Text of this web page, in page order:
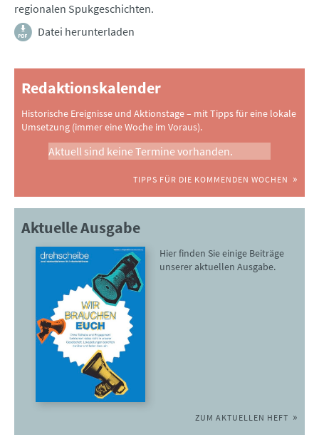
regionalen Spukgeschichten.
Datei herunterladen
Redaktionskalender
Historische Ereignisse und Aktionstage – mit Tipps für eine lokale
Umsetzung (immer eine Woche im Voraus).
Aktuell sind keine Termine vorhanden.
TIPPS FÜR DIE KOMMENDEN WOCHEN
Aktuelle Ausgabe
Hier finden Sie einige Beiträge
unserer aktuellen Ausgabe.
ZUM AKTUELLEN HEFT